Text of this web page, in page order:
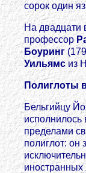
сорок один
На двадцати
профессор
Боуринг
Уильямс из
Полиглоты
Бельгийцу
исполнилось
пределами
полиглот: он
иностранных